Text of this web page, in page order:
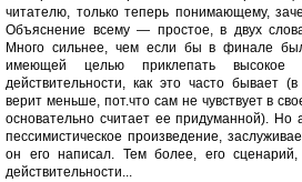
читателю, только теперь понимающему,
Объяснение всему — простое, в двух
Много сильнее, чем если бы в финале
имеющей целью приклепать высокое
действительности, как это часто бывает
верит меньше, пот.что сам не чувствует в
основательно считает ее придуманной). Но
пессимистическое произведение,
он его написал. Тем более, его
действительности...